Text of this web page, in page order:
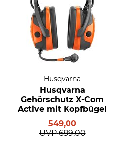
Husqvarna
Husqvarna
Gehörschutz X-Com
Active mit Kopfbügel
549,00
UVP 699,00